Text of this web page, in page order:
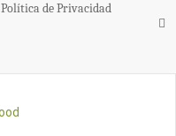
Política de Privacidad